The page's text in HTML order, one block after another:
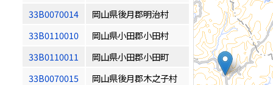
33B0070014
岡山県後月郡明治村
33B0110010
岡山県小田郡小田村
33B0110011
岡山県小田郡小田町
33B0070015
岡山県後月郡木之子村